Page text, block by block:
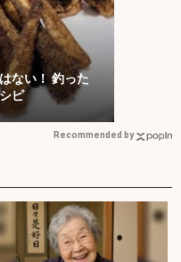
ない！ 釣った
ピ
Recommended by